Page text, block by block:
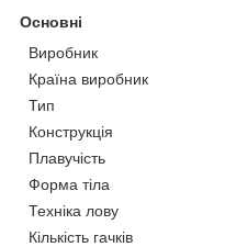
Основні
Виробник
Країна виробник
Тип
Конструкція
Плавучість
Форма тіла
Техніка лову
Кількість гачків